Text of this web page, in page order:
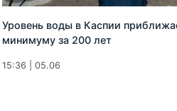
Уровень воды в Каспии
минимуму за 200 лет
15:36 | 05.06